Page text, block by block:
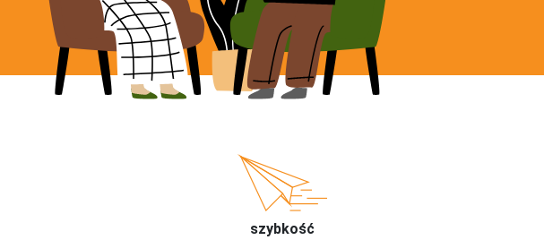
szybkość